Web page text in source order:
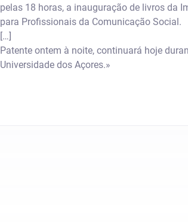
pelas 18 horas, a inauguração de livros da
para Profissionais da Comunicação Social.
[…]
Patente ontem à noite, continuará hoje
Universidade dos Açores.»